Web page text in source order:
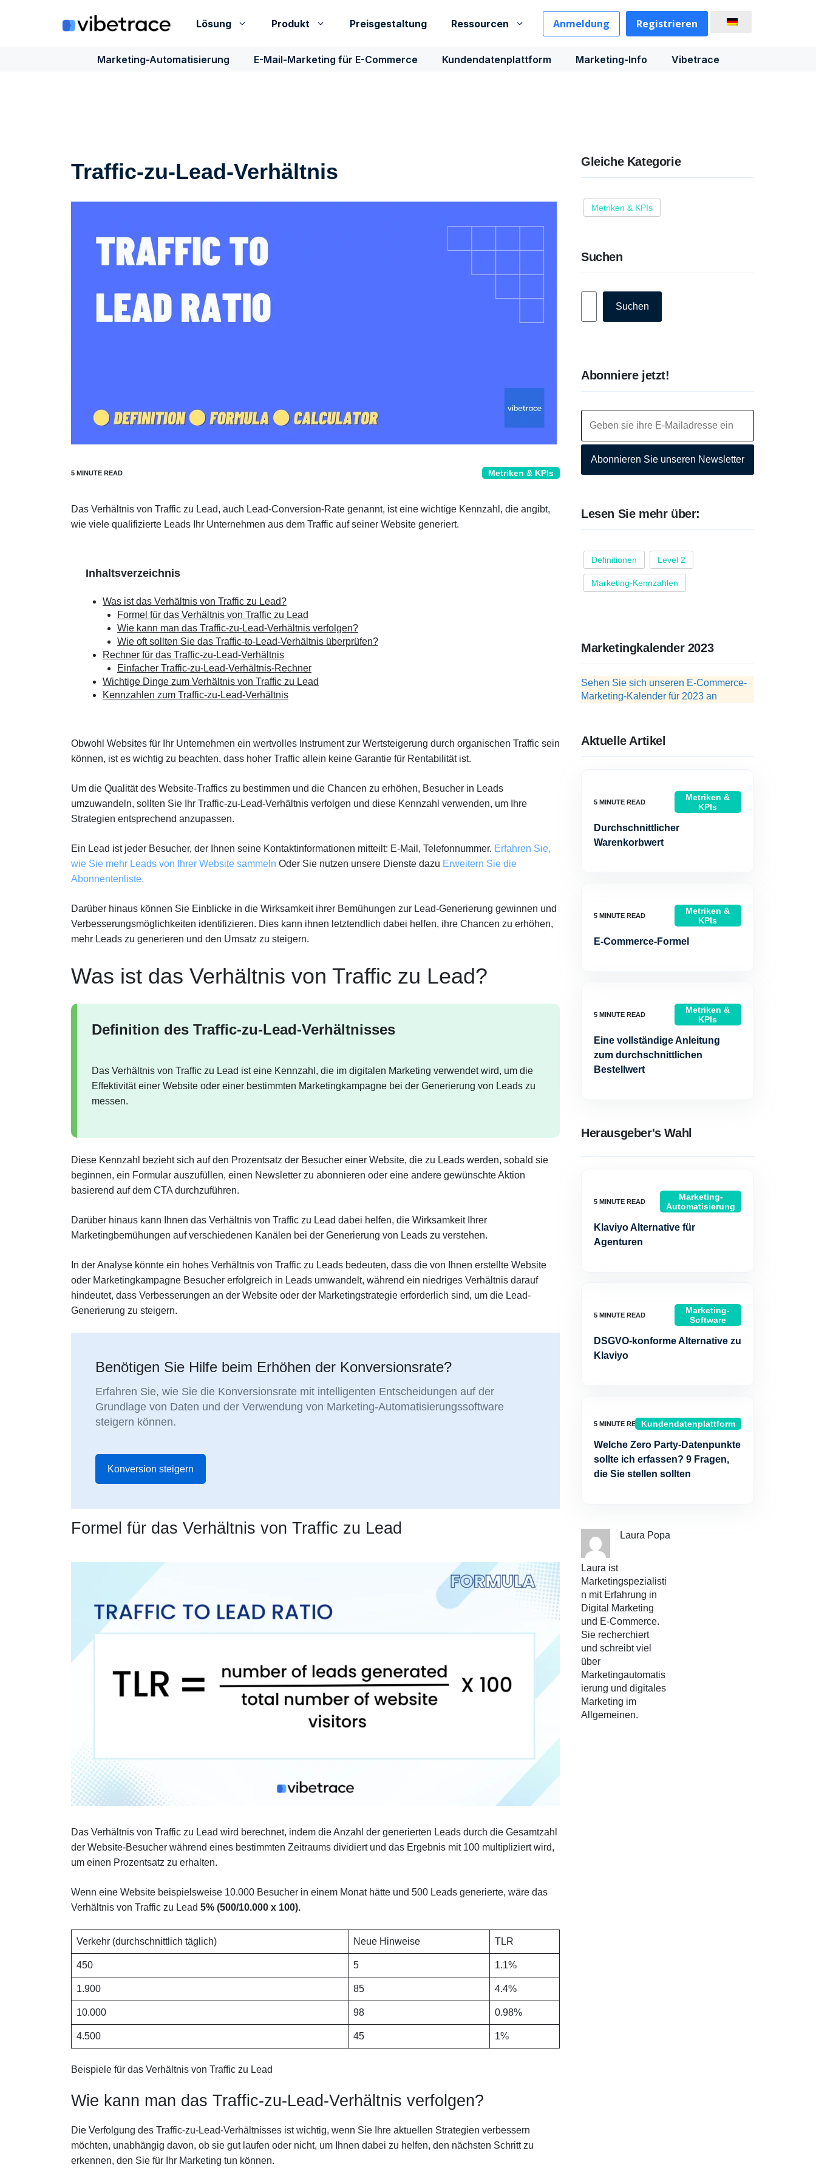
Lösung Produkt Preisgestaltung Ressourcen Anmeldung Registrieren
Marketing-Automatisierung E-Mail-Marketing für E-Commerce Kundendatenplattform Marketing-Info Vibetrace
Traffic-zu-Lead-Verhältnis
Metriken & KPIs
Das Verhältnis von Traffic zu Lead, auch Lead-Conversion-Rate genannt, ist eine wichtige Kennzahl, die angibt,
wie viele qualifizierte Leads Ihr Unternehmen aus dem Traffic auf seiner Website generiert.
Inhaltsverzeichnis
Was ist das Verhältnis von Traffic zu Lead?
Formel für das Verhältnis von Traffic zu Lead
Wie kann man das Traffic-zu-Lead-Verhältnis verfolgen?
Wie oft sollten Sie das Traffic-to-Lead-Verhältnis überprüfen?
Rechner für das Traffic-zu-Lead-Verhältnis
Einfacher Traffic-zu-Lead-Verhältnis-Rechner
Wichtige Dinge zum Verhältnis von Traffic zu Lead
Kennzahlen zum Traffic-zu-Lead-Verhältnis
Obwohl Websites für Ihr Unternehmen ein wertvolles Instrument zur Wertsteigerung durch organischen Traffic sein
können, ist es wichtig zu beachten, dass hoher Traffic allein keine Garantie für Rentabilität ist.
Um die Qualität des Website-Traffics zu bestimmen und die Chancen zu erhöhen, Besucher in Leads
umzuwandeln, sollten Sie Ihr Traffic-zu-Lead-Verhältnis verfolgen und diese Kennzahl verwenden, um Ihre
Strategien entsprechend anzupassen.
Ein Lead ist jeder Besucher, der Ihnen seine Kontaktinformationen mitteilt: E-Mail, Telefonnummer. Erfahren Sie,
wie Sie mehr Leads von Ihrer Website sammeln Oder Sie nutzen unsere Dienste dazu Erweitern Sie die
Abonnentenliste.
Darüber hinaus können Sie Einblicke in die Wirksamkeit ihrer Bemühungen zur Lead-Generierung gewinnen und
Verbesserungsmöglichkeiten identifizieren. Dies kann ihnen letztendlich dabei helfen, ihre Chancen zu erhöhen,
mehr Leads zu generieren und den Umsatz zu steigern.
Was ist das Verhältnis von Traffic zu Lead?
Definition des Traffic-zu-Lead-Verhältnisses
Das Verhältnis von Traffic zu Lead ist eine Kennzahl, die im digitalen Marketing verwendet wird, um die
Effektivität einer Website oder einer bestimmten Marketingkampagne bei der Generierung von Leads zu
messen.
Diese Kennzahl bezieht sich auf den Prozentsatz der Besucher einer Website, die zu Leads werden, sobald sie
beginnen, ein Formular auszufüllen, einen Newsletter zu abonnieren oder eine andere gewünschte Aktion
basierend auf dem CTA durchzuführen.
Darüber hinaus kann Ihnen das Verhältnis von Traffic zu Lead dabei helfen, die Wirksamkeit Ihrer
Marketingbemühungen auf verschiedenen Kanälen bei der Generierung von Leads zu verstehen.
In der Analyse könnte ein hohes Verhältnis von Traffic zu Leads bedeuten, dass die von Ihnen erstellte Website
oder Marketingkampagne Besucher erfolgreich in Leads umwandelt, während ein niedriges Verhältnis darauf
hindeutet, dass Verbesserungen an der Website oder der Marketingstrategie erforderlich sind, um die Lead-
Generierung zu steigern.
Benötigen Sie Hilfe beim Erhöhen der Konversionsrate?
Erfahren Sie, wie Sie die Konversionsrate mit intelligenten Entscheidungen auf der
Grundlage von Daten und der Verwendung von Marketing-Automatisierungssoftware
steigern können.
Konversion steigern
Formel für das Verhältnis von Traffic zu Lead
Das Verhältnis von Traffic zu Lead wird berechnet, indem die Anzahl der generierten Leads durch die Gesamtzahl
der Website-Besucher während eines bestimmten Zeitraums dividiert und das Ergebnis mit 100 multipliziert wird,
um einen Prozentsatz zu erhalten.
Wenn eine Website beispielsweise 10.000 Besucher in einem Monat hätte und 500 Leads generierte, wäre das
Verhältnis von Traffic zu Lead 5% (500/10.000 x 100).
Verkehr (durchschnittlich täglich) Neue Hinweise TLR
450 5 1.1%
1.900 85 4.4%
10.000 98 0.98%
4.500 45 1%
Beispiele für das Verhältnis von Traffic zu Lead
Wie kann man das Traffic-zu-Lead-Verhältnis verfolgen?
Die Verfolgung des Traffic-zu-Lead-Verhältnisses ist wichtig, wenn Sie Ihre aktuellen Strategien verbessern
möchten, unabhängig davon, ob sie gut laufen oder nicht, um Ihnen dabei zu helfen, den nächsten Schritt zu
erkennen, den Sie für Ihr Marketing tun können.
Gleiche Kategorie
Metriken & KPIs
Suchen
Suchen
Abonniere jetzt!
Abonnieren Sie unseren Newsletter
Lesen Sie mehr über:
Definitionen Level 2
Marketing-Kennzahlen
Marketingkalender 2023
Sehen Sie sich unseren E-Commerce-
Marketing-Kalender für 2023 an
Aktuelle Artikel
Metriken &
KPIs
Durchschnittlicher
Warenkorbwert
Metriken &
KPIs
E-Commerce-Formel
Metriken &
KPIs
Eine vollständige Anleitung
zum durchschnittlichen
Bestellwert
Herausgeber's Wahl
Marketing-
Automatisierung
Klaviyo Alternative für
Agenturen
Marketing-
Software
DSGVO-konforme Alternative zu
Klaviyo
Kundendatenplattform
Welche Zero Party-Datenpunkte
sollte ich erfassen? 9 Fragen,
die Sie stellen sollten
Laura Popa
Laura ist
Marketingspezialisti
n mit Erfahrung in
Digital Marketing
und E-Commerce.
Sie recherchiert
und schreibt viel
über
Marketingautomatis
ierung und digitales
Marketing im
Allgemeinen.